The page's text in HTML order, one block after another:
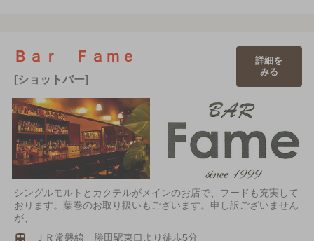
Ｂａｒ Ｆａｍｅ
[ショットバー]
詳細を
みる
シングルモルトとカクテルがメインのお店で、フードも充実して
おります。葉巻のお取り扱いもございます。申し訳ございません
が、…
ＪＲ常磐線 勝田駅東口より徒歩5分